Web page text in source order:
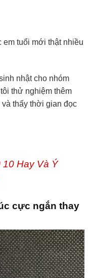
em tuổi mới thật nhiều
nhật cho nhóm
thử nghiệm thêm
và thấy thời gian đọc
10 Hay Và Ý
cực ngắn thay